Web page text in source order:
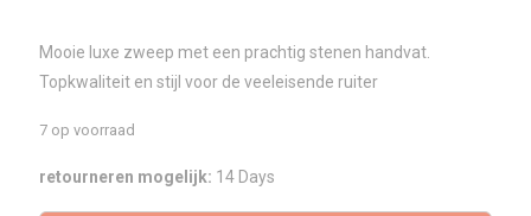
Mooie luxe zweep met een prachtig stenen handvat.
Topkwaliteit en stijl voor de veeleisende ruiter
7 op voorraad
retourneren mogelijk: 14 Days